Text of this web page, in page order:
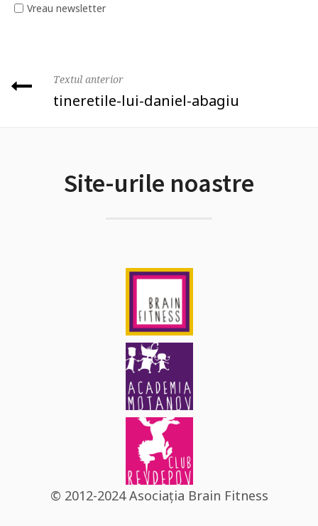
Vreau newsletter
Textul anterior
tineretile-lui-daniel-abagiu
Site-urile noastre
© 2012-2024 Asociația Brain Fitness